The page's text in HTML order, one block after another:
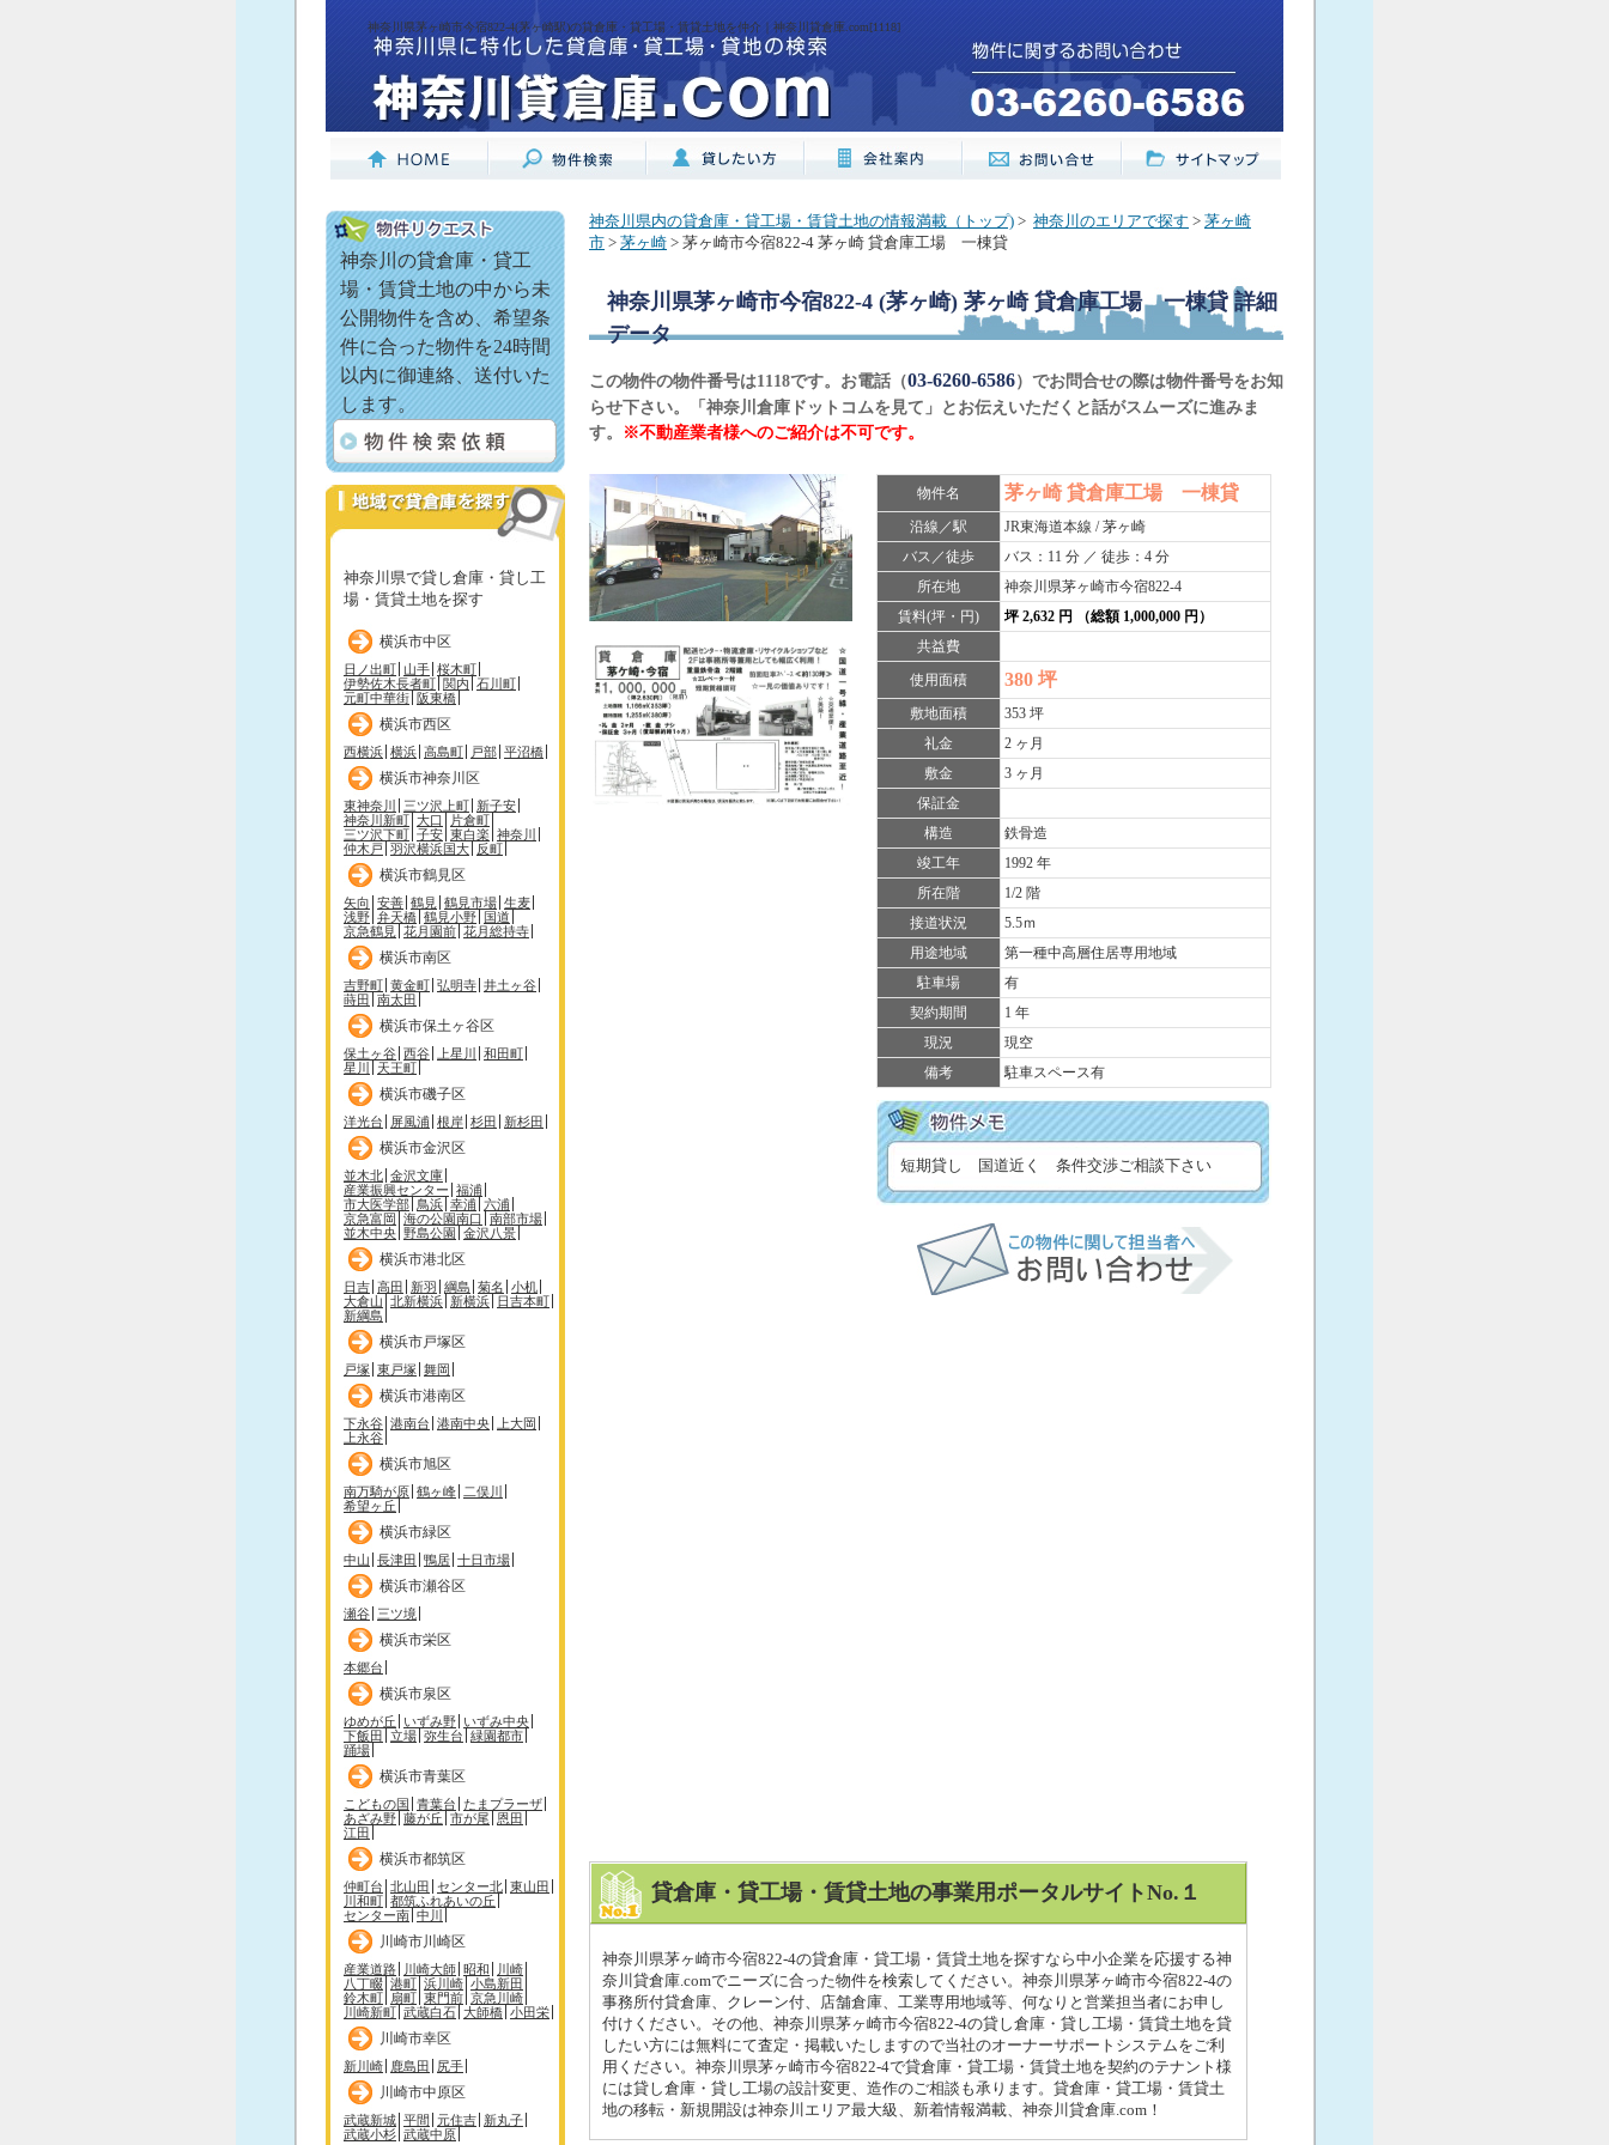
神奈川県茅ヶ崎市今宿822-4(茅ヶ崎駅)の貸倉庫・貸工場・賃貸土地を仲介｜神奈川貸倉庫.com[1118]
神奈川の貸倉庫・貸工
場・賃貸土地の中から未
公開物件を含め、希望条
件に合った物件を24時間
以内に御連絡、送付いた
します。
神奈川県で貸し倉庫・貸し工
場・賃貸土地を探す
横浜市中区
日ノ出町 山手 桜木町
伊勢佐木長者町 関内 石川町
元町中華街 阪東橋
横浜市西区
西横浜 横浜 高島町 戸部 平沼橋
横浜市神奈川区
東神奈川 三ツ沢上町 新子安
神奈川新町 大口
片倉町
三ツ沢下町 子安 東白楽 神奈川
仲木戸 羽沢横浜国大 反町
横浜市鶴見区
矢向 安善 鶴見 鶴見市場 生麦
浅野 弁天橋 鶴見小野
国道
京急鶴見
花月園前 花月総持寺
横浜市南区
吉野町 黄金町 弘明寺 井土ヶ谷
蒔田 南太田
横浜市保土ヶ谷区
保土ヶ谷 西谷 上星川
和田町
星川
天王町
横浜市磯子区
洋光台 屏風浦 根岸 杉田 新杉田
横浜市金沢区
並木北 金沢文庫
産業振興センター 福浦
市大医学部 鳥浜 幸浦 六浦
京急富岡 海の公園南口
南部市場
並木中央 野島公園 金沢八景
横浜市港北区
日吉 高田 新羽 綱島 菊名 小机
大倉山 北新横浜 新横浜 日吉本町
新綱島
横浜市戸塚区
戸塚 東戸塚 舞岡
横浜市港南区
下永谷 港南台 港南中央
上大岡
上永谷
横浜市旭区
南万騎が原 鶴ヶ峰 二俣川
希望ヶ丘
横浜市緑区
中山 長津田 鴨居 十日市場
横浜市瀬谷区
瀬谷 三ツ境
横浜市栄区
本郷台
横浜市泉区
ゆめが丘 いずみ野 いずみ中央
下飯田 立場 弥生台 緑園都市
踊場
横浜市青葉区
こどもの国 青葉台 たまプラーザ
あざみ野 藤が丘 市が尾
恩田
江田
横浜市都筑区
仲町台 北山田 センター北 東山田
川和町 都筑ふれあいの丘
センター南 中川
川崎市川崎区
産業道路 川崎大師 昭和
川崎
八丁畷 港町 浜川崎 小島新田
鈴木町 扇町 東門前 京急川崎
川崎新町 武蔵白石 大師橋 小田栄
川崎市幸区
新川崎 鹿島田 尻手
川崎市中原区
武蔵新城 平間 元住吉 新丸子
武蔵小杉 武蔵中原
神奈川県内の貸倉庫・貸工場・賃貸土地の情報満載（トップ) > 神奈川のエリアで探す > 茅ヶ崎
市 > 茅ヶ崎 > 茅ヶ崎市今宿822-4 茅ヶ崎 貸倉庫工場 一棟貸
神奈川県茅ヶ崎市今宿822-4 (茅ヶ崎) 茅ヶ崎 貸倉庫工場 一棟貸 詳細
データ
この物件の物件番号は1118です。お電話（03-6260-6586）でお問合せの際は物件番号をお知
らせ下さい。「神奈川倉庫ドットコムを見て」とお伝えいただくと話がスムーズに進みま
す。
※不動産業者様へのご紹介は不可です。
物件名 茅ヶ崎 貸倉庫工場 一棟貸
沿線／駅
JR東海道本線 / 茅ヶ崎
バス／徒歩
バス：11 分 ／ 徒歩：4 分
所在地
神奈川県茅ヶ崎市今宿822-4
賃料(坪・円)
坪 2,632 円 （総額 1,000,000 円）
共益費
使用面積
380 坪
敷地面積
353 坪
礼金
2 ヶ月
敷金
3 ヶ月
保証金
構造
鉄骨造
竣工年
1992 年
所在階
1/2 階
接道状況
5.5ｍ
用途地域
第一種中高層住居専用地域
駐車場
有
契約期間
1 年
現況
現空
備考
駐車スペース有
短期貸し 国道近く 条件交渉ご相談下さい
貸倉庫・貸工場・賃貸土地の事業用ポータルサイトNo.１
神奈川県茅ヶ崎市今宿822-4の貸倉庫・貸工場・賃貸土地を探すなら中小企業を応援する神
奈川貸倉庫.comでニーズに合った物件を検索してください。神奈川県茅ヶ崎市今宿822-4の
事務所付貸倉庫、クレーン付、店舗倉庫、工業専用地域等、何なりと営業担当者にお申し
付けください。その他、神奈川県茅ヶ崎市今宿822-4の貸し倉庫・貸し工場・賃貸土地を貸
したい方には無料にて査定・掲載いたしますので当社のオーナーサポートシステムをご利
用ください。神奈川県茅ヶ崎市今宿822-4で貸倉庫・貸工場・賃貸土地を契約のテナント様
には貸し倉庫・貸し工場の設計変更、造作のご相談も承ります。貸倉庫・貸工場・賃貸土
地の移転・新規開設は神奈川エリア最大級、新着情報満載、神奈川貸倉庫.com！